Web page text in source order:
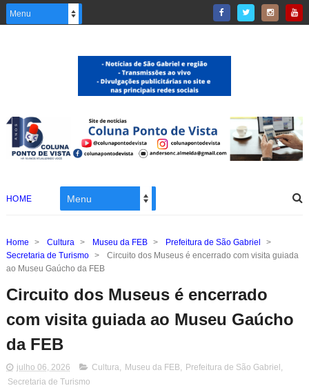
HOME
Home > Cultura > Museu da FEB > Prefeitura de São Gabriel
>
Secretaria de Turismo >
Circuito dos Museus é encerrado com visita guiada
ao Museu Gaúcho da FEB
Circuito dos Museus é encerrado
com visita guiada ao Museu Gaúcho
da FEB
julho 06, 2026 Cultura, Museu da FEB, Prefeitura de São Gabriel ,
Secretaria de Turismo